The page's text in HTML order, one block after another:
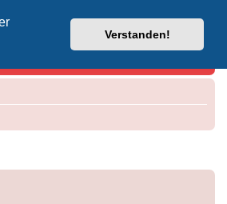
Verstanden!
Vodafone-Kabel-Helpdesk